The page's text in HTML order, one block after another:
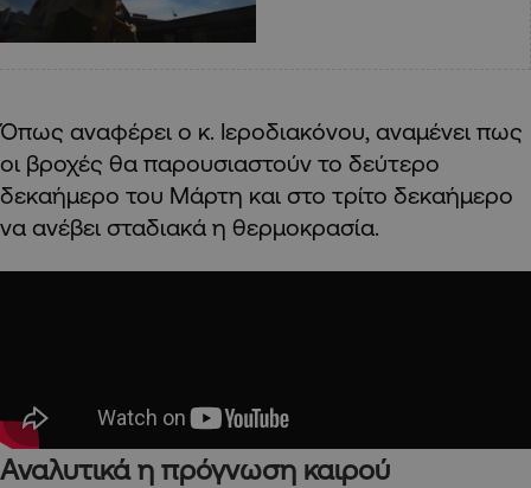
Όπως αναφέρει ο κ. Ιεροδιακόνου, αναμένει πως
οι βροχές θα παρουσιαστούν το δεύτερο
δεκαήμερο του Μάρτη και στο τρίτο δεκαήμερο
να ανέβει σταδιακά η θερμοκρασία.
Αναλυτικά η πρόγνωση καιρού